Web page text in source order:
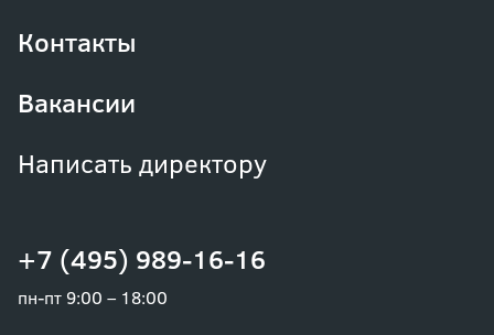
+7 (495) 989-16-16
пн-пт 9:00 – 18:00
Контакты
Вакансии
Написать директору